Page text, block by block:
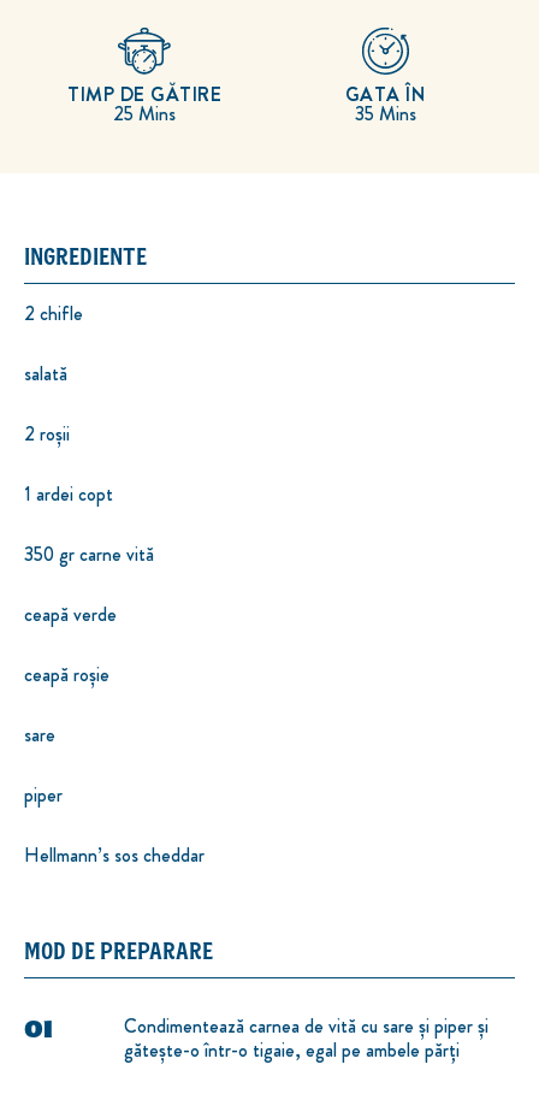
25 Mins
TIMP DE GĂTIRE
35 Mins
GATA ÎN
INGREDIENTE
2 chifle
salată
2 roșii
1 ardei copt
350 gr carne vită
ceapă verde
ceapă roșie
sare
piper
Hellmann’s sos cheddar
MOD DE PREPARARE
Condimentează carnea de vită cu sare și piper și
gătește-o într-o tigaie, egal pe ambele părți